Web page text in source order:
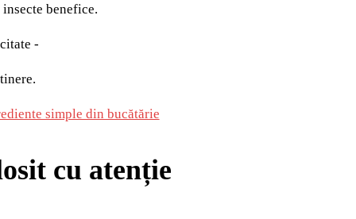
benefice.
-
simple din bucătărie
cu atenție